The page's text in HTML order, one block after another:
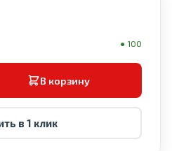
● 100
В корзину
в 1 клик